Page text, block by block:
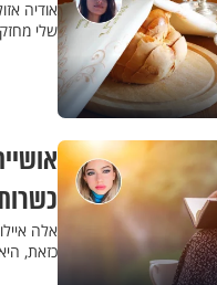
אודיה
שלי
אלה
כזאת,